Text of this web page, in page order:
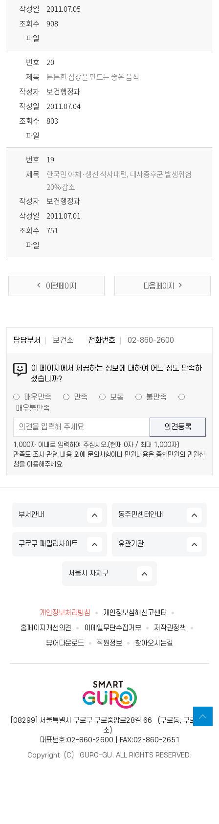
작성일
2011.07.05
조회수
908
파일
번호
20
제목
튼튼한 심장을 만드는 좋은 음식
작성자
보건행정과
작성일
2011.07.04
조회수
803
파일
번호
19
제목
한국인 야채·생선 식사패턴, 대사증후군 발생위험
20% 감소
작성자
보건행정과
작성일
2011.07.01
조회수
751
파일
이전 페이지 다음 페이지
담당부서 보건소 전화번호 02-860-2600
이 페이지에서 제공하는 정보에 대하여 어느 정도 만족하
셨습니까?
매우만족 만족 보통
불만족
매우불만족
1,000자 이내로 입력하여 주십시오.(현재 0자 / 최대 1,000자)
만족도 조사 관련 내용 외에 문의사항이나 민원내용은 종합민원의 민원신
청을 이용해주세요.
부서안내 동주민센터안내
구로구 패밀리사이트 유관기관
서울시 자치구
개인정보처리방침
개인정보침해신고센터
홈페이지개선의견
이메일무단수집거부
저작권정책
뷰어다운로드
직원정보 찾아오시는길
[08299] 서울특별시 구로구 구로중앙로28길 66 （구로동, 구로보건
소）
대표번호:02-860-2600 | FAX:02-860-2651
Copyright（C） GURO-GU. ALL RIGHTS RESERVED.